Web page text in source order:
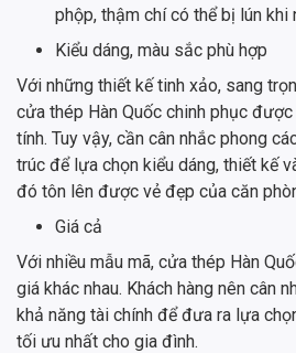
phộp, thậm chí có thể bị lún khi
Kiểu dáng, màu sắc phù hợp
Với những thiết kế tinh xảo, sang
cửa thép Hàn Quốc chinh phục được
tính. Tuy vậy, cần cân nhắc phong
trúc để lựa chọn kiểu dáng, thiết kế
đó tôn lên được vẻ đẹp của căn
Giá cả
Với nhiều mẫu mã, cửa thép Hàn
giá khác nhau. Khách hàng nên cân
khả năng tài chính để đưa ra lựa
tối ưu nhất cho gia đình.